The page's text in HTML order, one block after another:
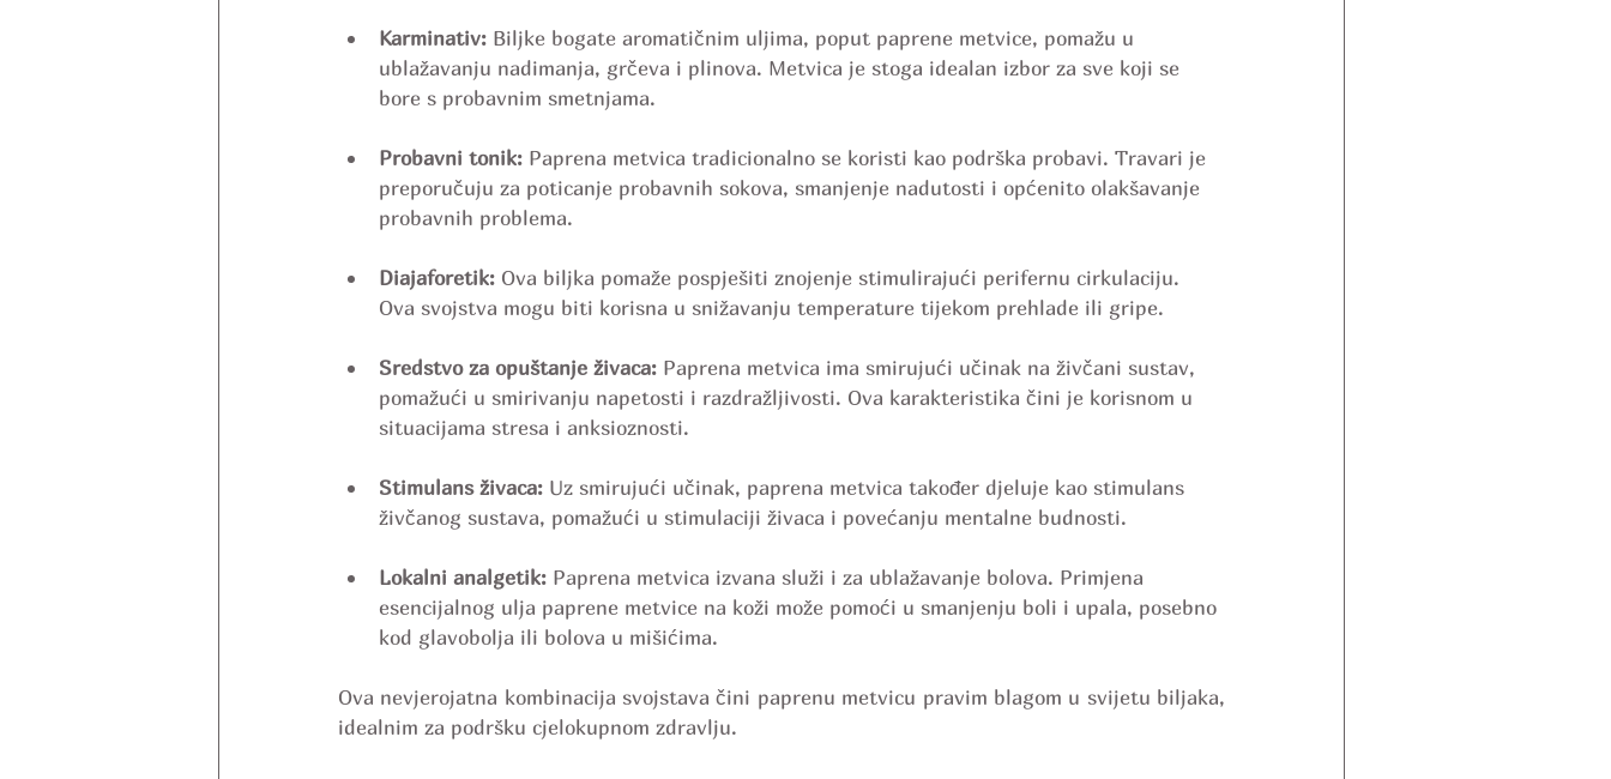
Karminativ: Biljke bogate aromatičnim uljima, poput paprene metvice, pomažu u
ublažavanju nadimanja, grčeva i plinova. Metvica je stoga idealan izbor za sve koji se
bore s probavnim smetnjama.
Probavni tonik: Paprena metvica tradicionalno se koristi kao podrška probavi. Travari je
preporučuju za poticanje probavnih sokova, smanjenje nadutosti i općenito olakšavanje
probavnih problema.
Diajaforetik: Ova biljka pomaže pospješiti znojenje stimulirajući perifernu cirkulaciju.
Ova svojstva mogu biti korisna u snižavanju temperature tijekom prehlade ili gripe.
Sredstvo za opuštanje živaca: Paprena metvica ima smirujući učinak na živčani sustav,
pomažući u smirivanju napetosti i razdražljivosti. Ova karakteristika čini je korisnom u
situacijama stresa i anksioznosti.
Stimulans živaca: Uz smirujući učinak, paprena metvica također djeluje kao stimulans
živčanog sustava, pomažući u stimulaciji živaca i povećanju mentalne budnosti.
Lokalni analgetik: Paprena metvica izvana služi i za ublažavanje bolova. Primjena
esencijalnog ulja paprene metvice na koži može pomoći u smanjenju boli i upala, posebno
kod glavobolja ili bolova u mišićima.
Ova nevjerojatna kombinacija svojstava čini paprenu metvicu pravim blagom u svijetu biljaka,
idealnim za podršku cjelokupnom zdravlju.